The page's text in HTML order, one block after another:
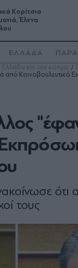
Κορίτσια
Έλενα
ΕΛΛΑΔΑ
Ελλάδα και τον κόσμο
από
ότι
τους